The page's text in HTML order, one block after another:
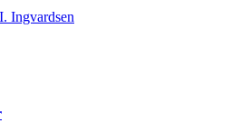
Ingvardsen